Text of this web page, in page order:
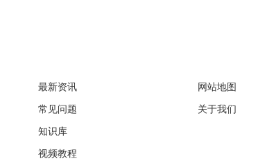
最新资讯
常见问题
知识库
视频教程
网站地图
关于我们